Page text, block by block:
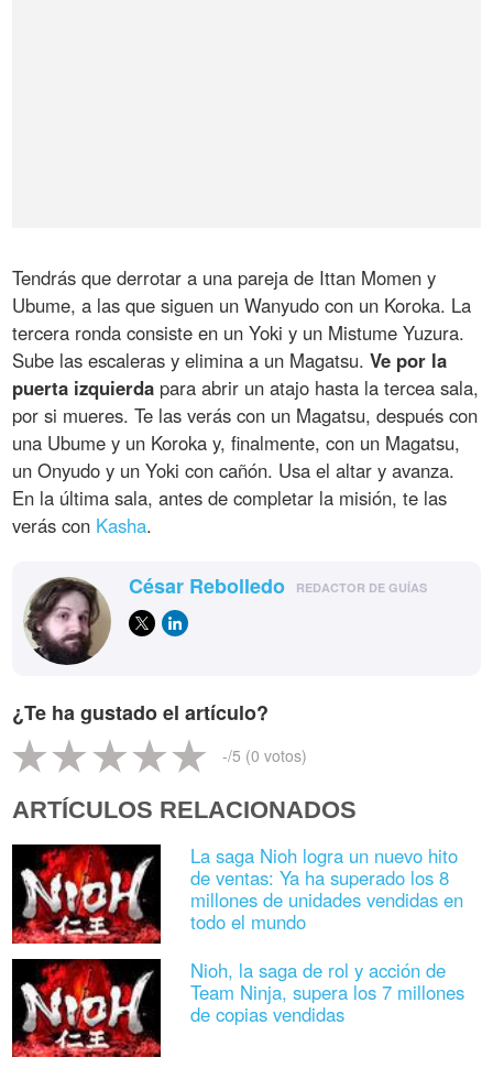
Tendrás que derrotar a una pareja de Ittan Momen y
Ubume, a las que siguen un Wanyudo con un Koroka. La
tercera ronda consiste en un Yoki y un Mistume Yuzura.
Sube las escaleras y elimina a un Magatsu.Ve por la
puerta izquierda para abrir un atajo hasta la tercea sala,
por si mueres. Te las verás con un Magatsu, después con
una Ubume y un Koroka y, finalmente, con un Magatsu,
un Onyudo y un Yoki con cañón. Usa el altar y avanza.
En la última sala, antes de completar la misión, te las
verás con Kasha.
César Rebolledo REDACTOR DE GUÍAS
¿Te ha gustado el artículo?
-/5 (0 votos)
ARTÍCULOS RELACIONADOS
La saga Nioh logra un nuevo hito
de ventas: Ya ha superado los 8
millones de unidades vendidas en
todo el mundo
Nioh, la saga de rol y acción de
Team Ninja, supera los 7 millones
de copias vendidas